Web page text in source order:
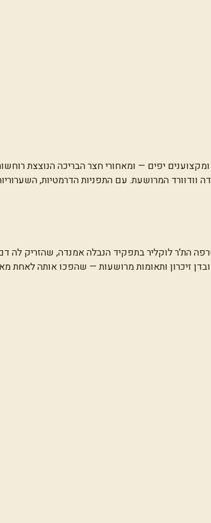
יפים — ומאחורי חצר הבריכה הנוצצת
המרושעת. עם התפניות הדרמטיות,
הת'ר לוקליר בתפקיד הנבלה אמנדה, שהזריק לה
זיכרון ותאומות מרושעות — שהפכו אותה לאחת